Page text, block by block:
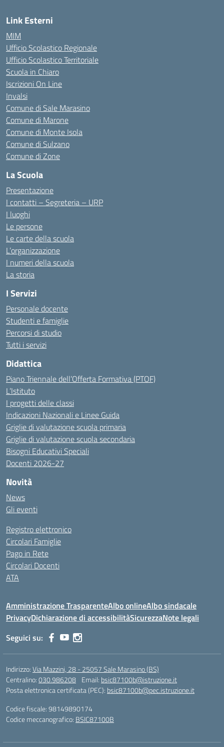
Link Esterni
MIM
Ufficio Scolastico Regionale
Ufficio Scolastico Territoriale
Scuola in Chiaro
Iscrizioni On Line
Invalsi
Comune di Sale Marasino
Comune di Marone
Comune di Monte Isola
Comune di Sulzano
Comune di Zone
La Scuola
Presentazione
I contatti – Segreteria – URP
I luoghi
Le persone
Le carte della scuola
L’organizzazione
I numeri della scuola
La storia
I Servizi
Personale docente
Studenti e famiglie
Percorsi di studio
Tutti i servizi
Didattica
Piano Triennale dell’Offerta Formativa (PTOF)
L’Istituto
I progetti delle classi
Indicazioni Nazionali e Linee Guida
Griglie di valutazione scuola primaria
Griglie di valutazione scuola secondaria
Bisogni Educativi Speciali
Docenti 2026-27
Novità
News
Gli eventi
Registro elettronico
Circolari Famiglie
Pago in Rete
Circolari Docenti
ATA
Amministrazione TrasparenteAlbo onlineAlbo sindacale
PrivacyDichiarazione di accessibilitàSicurezzaNote legali
Seguici su:
Indirizzo:Via Mazzini, 28 - 25057 Sale Marasino (BS)
Centralino:030.986208 Email: bsic87100b@istruzione.it
Posta elettronica certificata (PEC): bsic87100b@pec.istruzione.it
Codice fiscale: 98149890174
Codice meccanografico: BSIC87100B